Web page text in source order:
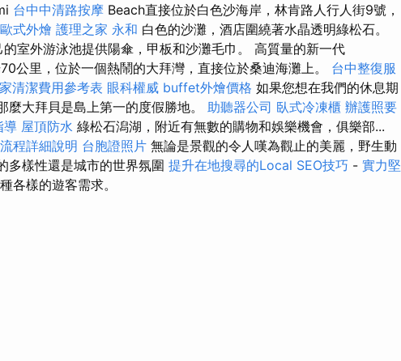
台中中清路按摩 Beach直接位於白色沙海岸，林肯路人行人街9號，
歐式外燴 護理之家 永和 白色的沙灘，酒店圍繞著水晶透明綠松石。
的室外游泳池提供陽傘，甲板和沙灘毛巾。 高質量的新一代
公里，位於一個熱鬧的大拜灣，直接位於桑迪海灘上。 台中整復服
清潔費用參考表 眼科權威 buffet外燴價格 如果您想在我們的休息期
大拜貝是島上第一的度假勝地。 助聽器公司 臥式冷凍櫃 辦護照要
導 屋頂防水 綠松石潟湖，附近有無數的購物和娛樂機會，俱樂部...
程詳細說明 台胞證照片 無論是景觀的令人嘆為觀止的美麗，野生動
多樣性還是城市的世界氛圍 提升在地搜尋的Local SEO技巧 - 實力堅
各樣的遊客需求。